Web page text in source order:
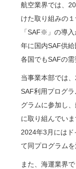
航空業界では、
けた取り組みの
「SAF※」の導
年に国内SAF供
各国でもSAFの需
当事業本部では
SAF利用プログ
グラムに参加し
に取り組んでい
2024年3月には
て同プログラムを
また、海運業界